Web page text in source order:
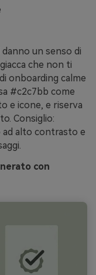
danno un senso di
che non ti
onboarding calme
#c2c7bb come
e icone, e riserva
Consiglio:
ad alto contrasto e
con